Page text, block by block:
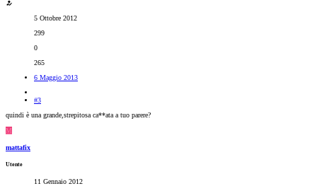
5 Ottobre 2012
299
0
265
6 Maggio 2013
#3
quindi è una grande,strepitosa ca**ata a tuo parere?
M
mattafix
Utente
11 Gennaio 2012